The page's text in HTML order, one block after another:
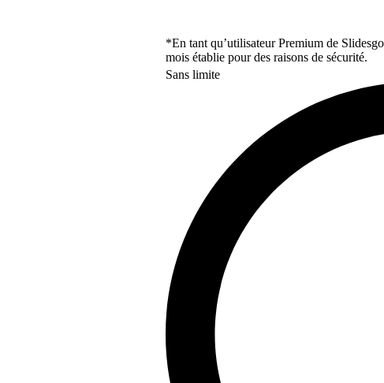
*En tant qu’utilisateur Premium de
mois établie pour des raisons de sécurité.
Sans limite